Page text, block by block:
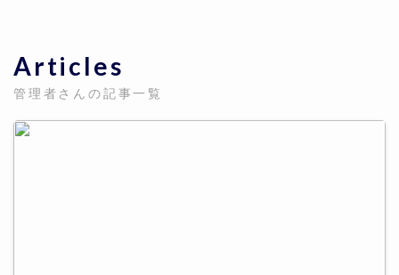
Articles
管理者さんの記事一覧